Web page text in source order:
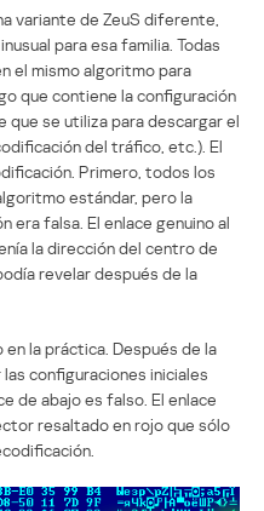
variante de ZeuS diferente,
para esa familia. Todas
el mismo algoritmo para
que contiene la configuración
que se utiliza para descargar el
del tráfico, etc.). El
Primero, todos los
estándar, pero la
era falsa. El enlace genuino al
la dirección del centro de
revelar después de la
la práctica. Después de la
configuraciones iniciales
de abajo es falso. El enlace
resaltado en rojo que sólo